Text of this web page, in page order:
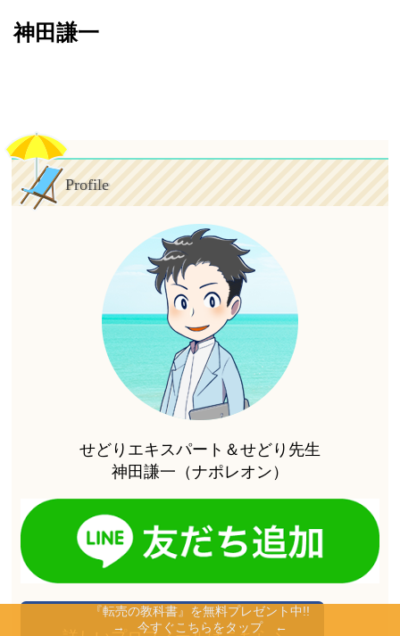
神田謙一
Profile
せどりエキスパート＆せどり先生
神田謙一（ナポレオン）
『転売の教科書』を無料プレゼント中!!
→ 今すぐこちらをタップ ←